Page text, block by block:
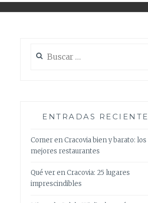
ENTRADAS
Comer en Cracovia bien y barato: los
mejores restaurantes
Qué ver en Cracovia: 25 lugares
imprescindibles